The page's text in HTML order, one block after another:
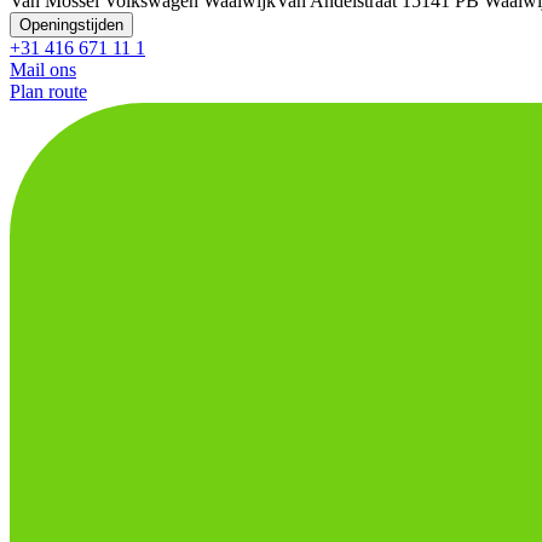
Openingstijden
+31 416 671 11 1
Mail ons
Plan route